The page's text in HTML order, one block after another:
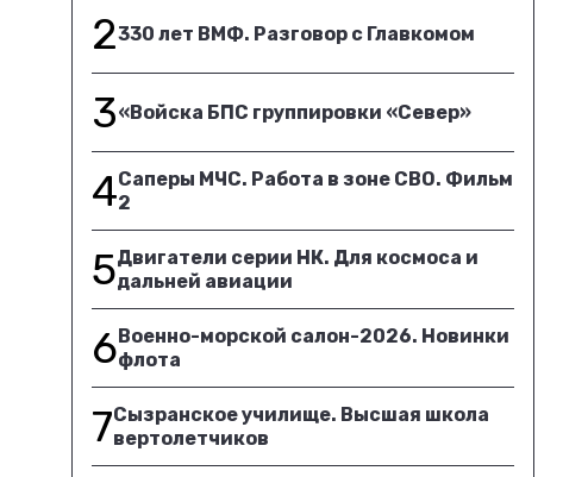
2330 лет ВМФ. Разговор с Главкомом
3«Войска БПС группировки «Север»
4Саперы МЧС. Работа в зоне СВО. Фильм
2
5Двигатели серии НК. Для космоса и
дальней авиации
6Военно-морской салон-2026. Новинки
флота
7Сызранское училище. Высшая школа
вертолетчиков